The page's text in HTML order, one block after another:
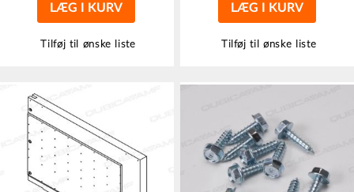
LÆG I KURV
Tilføj til ønske liste
LÆG I KURV
Tilføj til ønske liste